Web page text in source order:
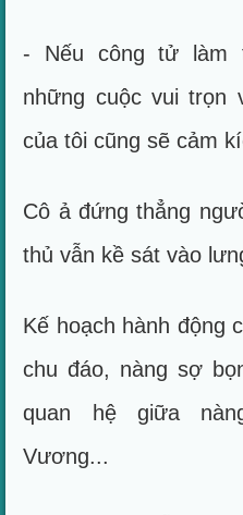
- Nếu công tử làm
những cuộc vui trọn
của tôi cũng sẽ cảm
Cô ả đứng thẳng
thủ vẫn kề sát vào
Kế hoạch hành động
chu đáo, nàng sợ
quan hệ giữa
Vương...